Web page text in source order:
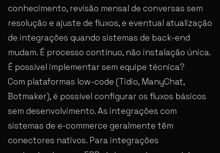
conhecimento, revisão mensal de conversas sem
resolução e ajuste de fluxos, e eventual atualização
de integrações quando sistemas de back-end
mudam. É processo contínuo, não instalação única.
É possível implementar sem equipe técnica?
Com plataformas low-code (Tidio, ManyChat,
Botmaker), é possível configurar os fluxos básicos
sem desenvolvimento. As integrações com
sistemas de e-commerce geralmente têm
conectores nativos. Para integrações